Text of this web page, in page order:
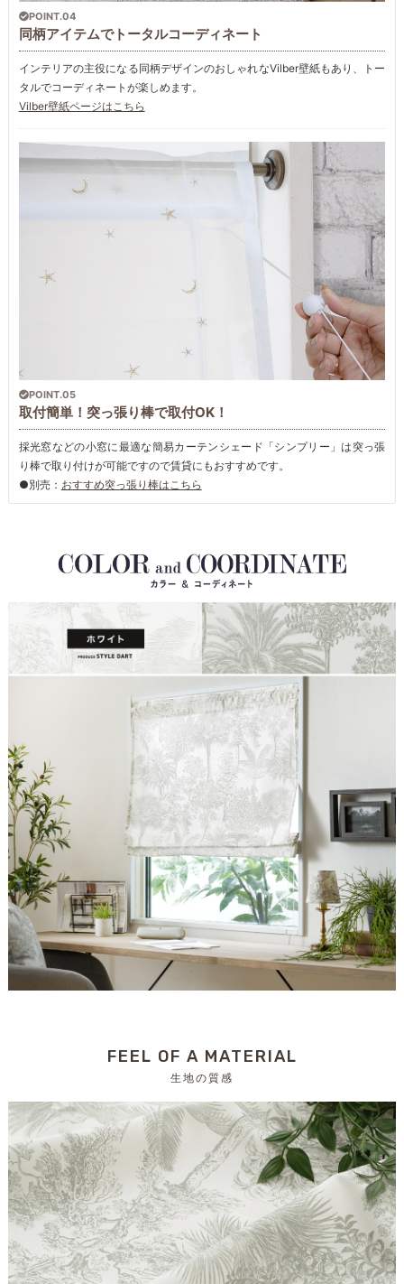
POINT.04
同柄アイテムでトータルコーディネート
インテリアの主役になる同柄デザインのおしゃれなVilber壁紙もあり、トー
タルでコーディネートが楽しめます。
Vilber壁紙ページはこちら
POINT.05
取付簡単！突っ張り棒で取付OK！
採光窓などの小窓に最適な簡易カーテンシェード「シンプリー」は突っ張
り棒で取り付けが可能ですので賃貸にもおすすめです。
●別売： おすすめ突っ張り棒はこちら
FEEL OF A MATERIAL
生地の質感